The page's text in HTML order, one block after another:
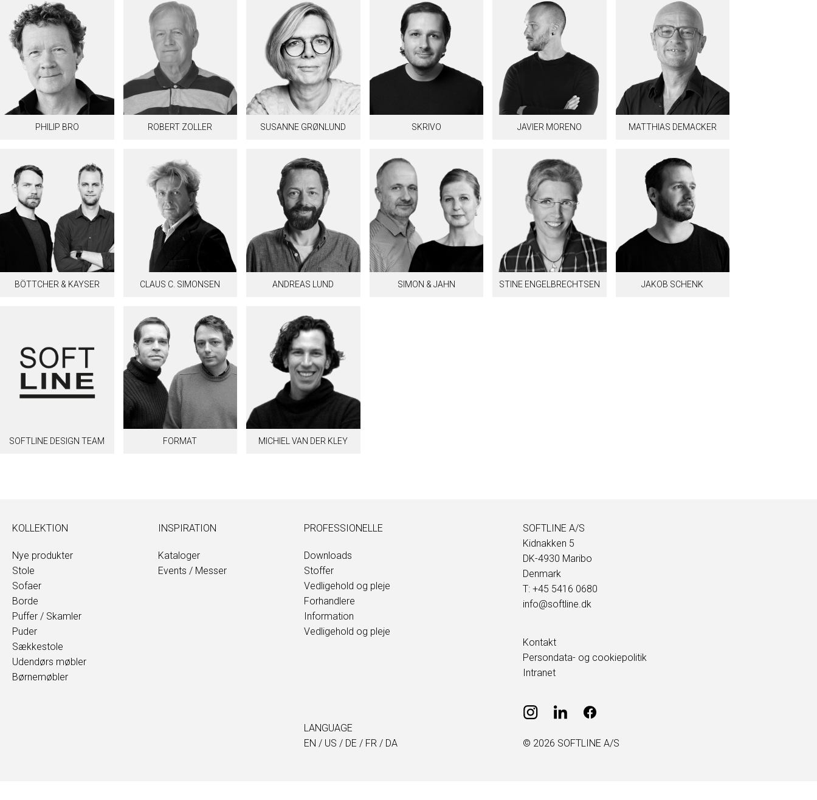
PHILIP BRO ROBERT ZOLLER SUSANNE GRØNLUND SKRIVO JAVIER MORENO MATTHIAS DEMACKER
BÖTTCHER & KAYSER CLAUS C. SIMONSEN ANDREAS LUND SIMON & JAHN STINE ENGELBRECHTSEN JAKOB SCHENK
SOFTLINE DESIGN TEAM FORMAT MICHIEL VAN DER KLEY
KOLLEKTION
Nye produkter
Stole
Sofaer
Borde
Puffer / Skamler
Puder
Sækkestole
Udendørs møbler
Børnemøbler
INSPIRATION
Kataloger
Events / Messer
PROFESSIONELLE
Downloads
Stoffer
Vedligehold og pleje
Forhandlere
Information
Vedligehold og pleje
LANGUAGE
EN / US / DE / FR / DA
SOFTLINE A/S
Kidnakken 5
DK-4930 Maribo
Denmark
T: +45 5416 0680
info@softline.dk
Kontakt
Persondata- og cookiepolitik
Intranet
© 2026 SOFTLINE A/S